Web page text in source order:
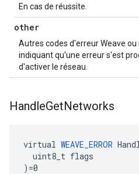
En cas de réussite.
other
Autres codes d'erreur Weave
indiquant qu'une erreur s'est
d'activer le réseau.
HandleGetNetworks
virtual WEAVE_ERROR
  uint8_t flags
)=0